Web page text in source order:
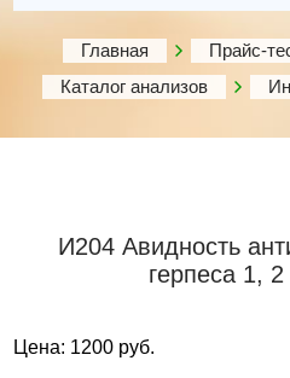
Главная Прайс-
Каталог анализов
И204 Авидность
герпеса 1,
Цена: 1200 руб.